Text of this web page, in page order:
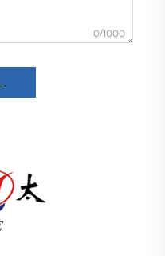
0/1000